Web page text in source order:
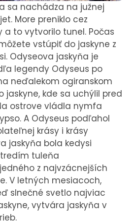
sa nachádza na južnej
More preniklo cez
to vytvorilo tunel. Počas
vstúpiť do jaskyne z
Odyseova jaskyňa je
legendy Odyseus po
neďalekom ogiranskom
jaskyne, kde sa uchýlil pred
ostrove vládla nymfa
A Odyseus podľahol
krásy i krásy
jaskyňa bola kedysi
tuleňa
z najvzácnejších
V letných mesiacoch,
slnečné svetlo najviac
vytvára jaskyňa v